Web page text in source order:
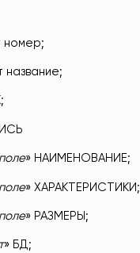
номер;
название;
» НАИМЕНОВАНИЕ;
» ХАРАКТЕРИСТИКИ;
» РАЗМЕРЫ;
» БД;